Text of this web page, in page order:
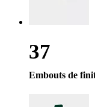
37
Embouts de